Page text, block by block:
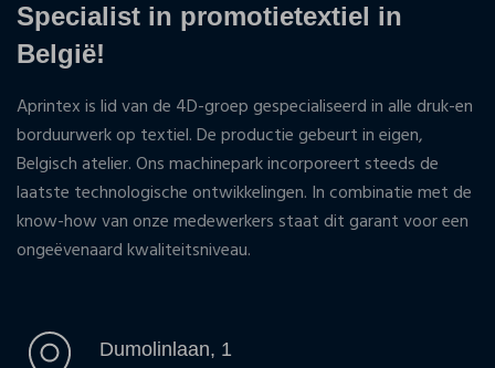
Specialist in promotietextiel in
België!
Aprintex is lid van de 4D-groep gespecialiseerd in alle druk-en
borduurwerk op textiel. De productie gebeurt in eigen,
Belgisch atelier. Ons machinepark incorporeert steeds de
laatste technologische ontwikkelingen. In combinatie met de
know-how van onze medewerkers staat dit garant voor een
ongeëvenaard kwaliteitsniveau.
Dumolinlaan, 1